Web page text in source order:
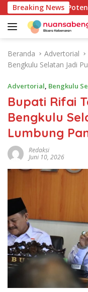
a
Breaking News
Petakan Potensi
Beranda Advertorial
Bengkulu Selatan Jadi
Advertorial, Bengkulu
Bupati Rifai
Bengkulu
Lumbung
Redaksi
Juni 10, 2026